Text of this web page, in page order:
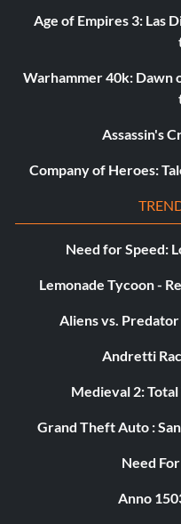
Age of Empires 3: Las
Warhammer 40k: Dawn
Assassin's
Company of Heroes:
Need for Speed:
Lemonade Tycoon -
Aliens vs.
Andretti
Medieval 2:
Grand Theft Auto :
Need
Anno